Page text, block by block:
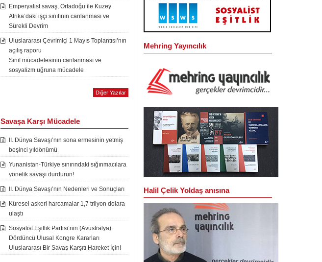
Emperyalist savaş, Ortadoğu ile Kuzey
Afrika’daki işçi sınıfının canlanması ve
Sürekli Devrim
Uluslararası Çevrimiçi 1 Mayıs Toplantısı’nın
açılış raporu
Sınıf mücadelesinin canlanması ve
sosyalizm uğruna mücadele
Diğer Yazılar
Savaşa Karşı Mücadele
II. Dünya Savaşı’nın sona ermesinin yetmiş
beşinci yıldönümü
Yunanistan-Türkiye sınırındaki sığınmacılara
yönelik savaşı durdurun!
II. Dünya Savaşı’nın Nedenleri ve Sonuçları
Küresel askeri harcamalar 1,7 trilyon dolara
ulaştı
Sosyalist Eşitlik Partisi’nin (Avustralya)
Dördüncü Ulusal Kongre Kararları
Uluslararası Bir Savaş Karşıtı Hareket İçin!
Mehring Yayıncılık
Halil Çelik Yoldaş anısına